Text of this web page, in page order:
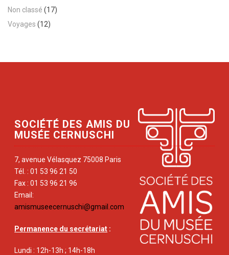
Non classé (17)
Voyages (12)
SOCIÉTÉ DES AMIS DU
MUSÉE CERNUSCHI
7, avenue Vélasquez 75008 Paris
Tél. : 01 53 96 21 50
Fax : 01 53 96 21 96
Email:
amismuseecernuschi@gmail.com
Permanence du secrétariat :
Lundi : 12h-13h ; 14h-18h